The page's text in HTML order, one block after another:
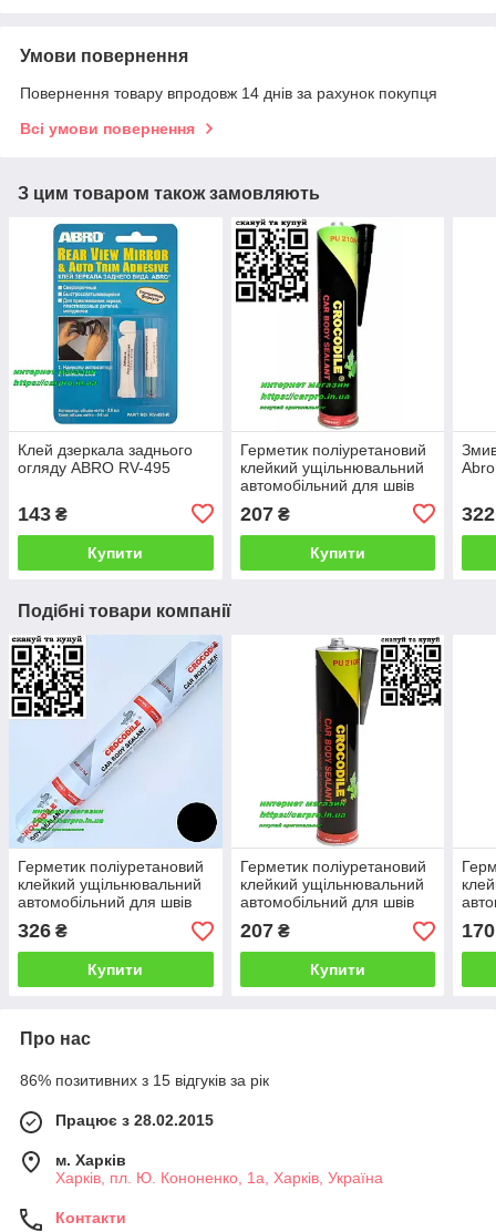
Умови повернення
Повернення товару впродовж 14 днів за рахунок покупця
Всі умови повернення
З цим товаром також замовляють
Клей дзеркала заднього
огляду ABRO RV-495
143 ₴
Купити
Герметик поліуретановий
клейкий ущільнювальний
автомобільний для швів
чорний 310 мл.
207₴
Купити
322
Подібні товари компанії
Герметик поліуретановий
клейкий ущільнювальний
автомобільний для швів
CROCODILE PU210FC
чорний 600 мл.
326 ₴
Купити
Герметик поліуретановий
клейкий ущільнювальний
автомобільний для швів
CROCODILE PU210FC
сірий 310 мл.
207₴
Купити
170
Про нас
86% позитивних з 15 відгуків за рік
Працює з 28.02.2015
м. Харків
Харків, пл. Ю. Кононенко, 1а, Харків, Україна
Контакти